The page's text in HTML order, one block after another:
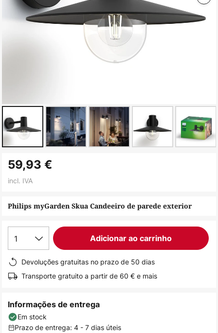
para
da
de
imagens
Philips myGarden Skua Candeeiro de parede exterior
59,93 €
incl. IVA
1 Adicionar ao carrinho
Devoluções gratuitas no prazo de 50 dias
Transporte gratuito a partir de 60 € e mais
Informações de entrega
Em stock
Prazo de entrega: 4 - 7 dias úteis